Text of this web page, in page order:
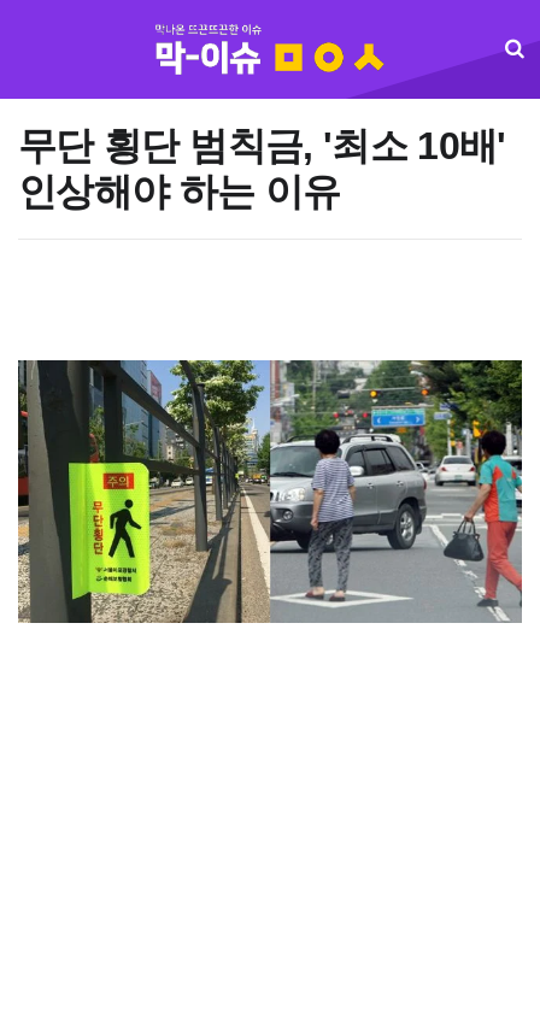
무단 횡단 범칙금, '최소 10배'
인상해야 하는 이유